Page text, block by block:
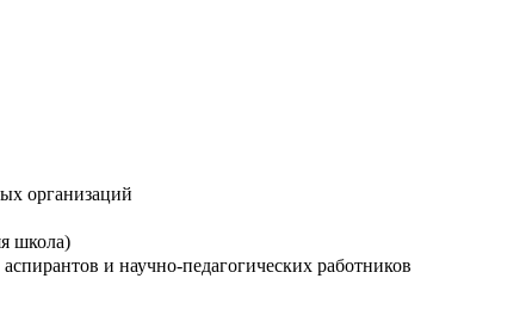
организаций
школа)
и научно-педагогических работников